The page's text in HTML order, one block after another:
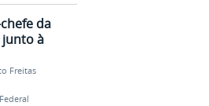
da
à
Freitas